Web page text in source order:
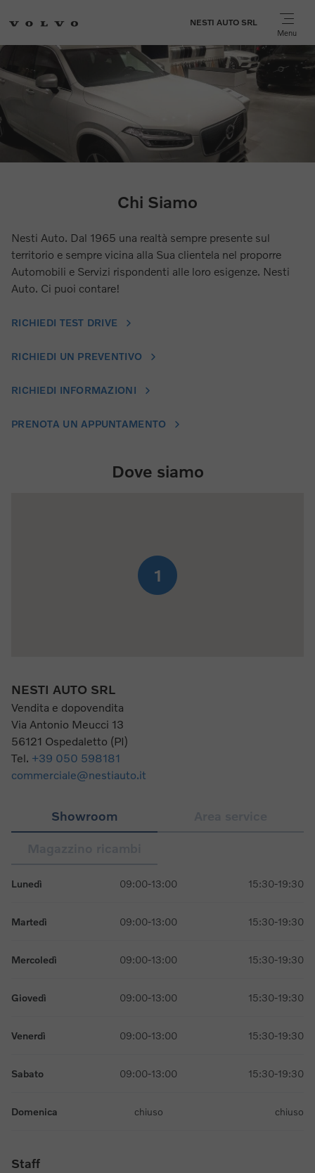
NESTI AUTO SRL
Menu
Chi Siamo
Nesti Auto. Dal 1965 una realtà sempre presente sul
territorio e sempre vicina alla Sua clientela nel proporre
Automobili e Servizi rispondenti alle loro esigenze. Nesti
Auto. Ci puoi contare!
RICHIEDI TEST DRIVE
RICHIEDI UN PREVENTIVO
RICHIEDI INFORMAZIONI
PRENOTA UN APPUNTAMENTO
Dove siamo
1
NESTI AUTO SRL
Vendita e dopovendita
Via Antonio Meucci 13
56121 Ospedaletto (PI)
Tel. +39 050 598181
commerciale@nestiauto.it
Showroom
Lunedì 09:00-13:00 15:30-19:30
Martedì 09:00-13:00 15:30-19:30
Mercoledì 09:00-13:00 15:30-19:30
Giovedì 09:00-13:00 15:30-19:30
Venerdì 09:00-13:00 15:30-19:30
Sabato 09:00-13:00 15:30-19:30
Domenica chiuso chiuso
Staff